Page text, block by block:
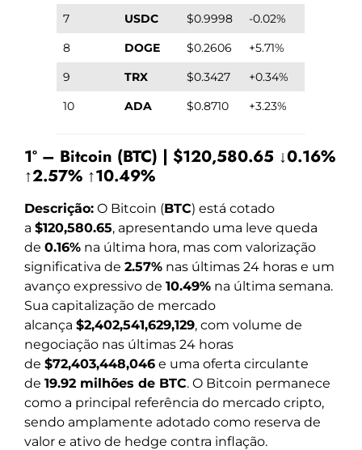
7
USDC $0.9998
-0.02%
8
DOGE $0.2606
+5.71%
9
TRX $0.3427
+0.34%
10
ADA $0.8710 +3.23%
1º – Bitcoin (BTC) | $120,580.65 ↓0.16%
↑2.57% ↑10.49%
Descrição: O Bitcoin (BTC) está cotado
a $120,580.65, apresentando uma leve queda
de 0.16% na última hora, mas com valorização
significativa de 2.57% nas últimas 24 horas e um
avanço expressivo de 10.49% na última semana.
Sua capitalização de mercado
alcança $2,402,541,629,129, com volume de
negociação nas últimas 24 horas
de $72,403,448,046 e uma oferta circulante
de 19.92 milhões de BTC. O Bitcoin permanece
como a principal referência do mercado cripto,
sendo amplamente adotado como reserva de
valor e ativo de hedge contra inflação.